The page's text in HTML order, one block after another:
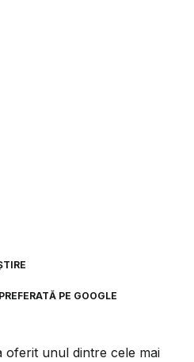
PE GOOGLE
oferit unul dintre cele mai